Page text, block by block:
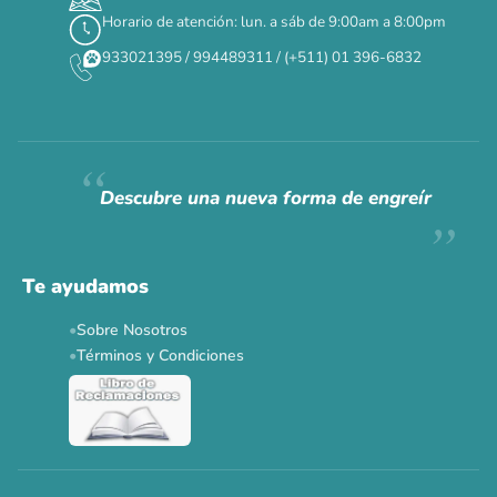
✕
Siempre fuimosraros.
Ver todas las promos 🐾
Horario de atención: lun. a sáb de 9:00am a 8:00pm
933021395 / 994489311 / (+511) 01 396-6832
Descubre una nueva forma de engreír
Te ayudamos
Sobre Nosotros
Términos y Condiciones